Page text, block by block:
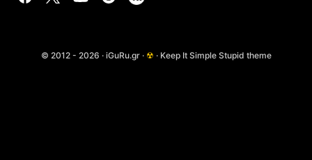
© 2012 - 2026 · iGuRu.gr · ☢ · Keep It Simple Stupid theme